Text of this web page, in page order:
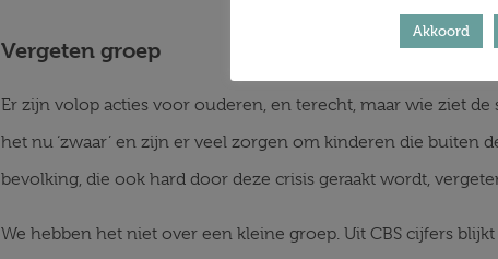
Vergeten groep
Er zijn volop acties voor ouderen, en terecht, maar wie ziet
het nu ‘zwaar’ en zijn er veel zorgen om kinderen die buiten
bevolking, die ook hard door deze crisis geraakt wordt,
We hebben het niet over een kleine groep. Uit CBS cijfers
Akkoord